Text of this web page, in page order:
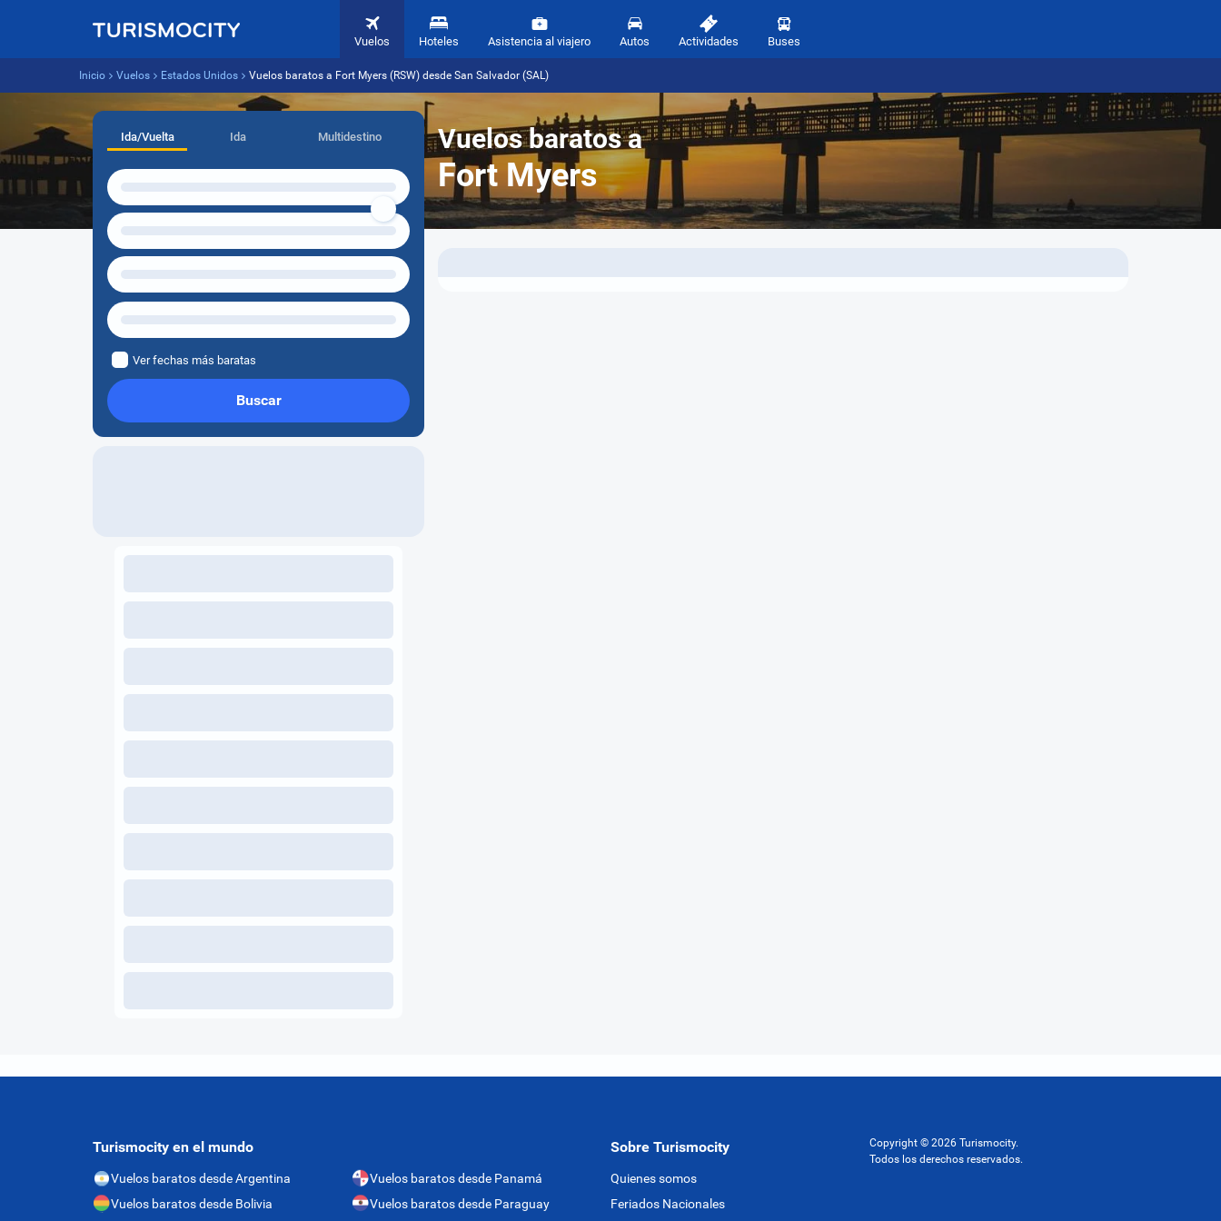
Vuelos Hoteles Asistencia al viajero Autos Actividades Buses
Inicio Vuelos Estados Unidos Vuelos baratos a Fort Myers (RSW) desde San Salvador (SAL)
Vuelos baratos a
Fort Myers
Ida/Vuelta Ida Multidestino
Ver fechas más baratas
Buscar
Turismocity en el mundo
Vuelos baratos desde Argentina
Vuelos baratos desde Bolivia
Vuelos baratos desde Panamá
Vuelos baratos desde Paraguay
Sobre Turismocity
Quienes somos
Feriados Nacionales
Copyright © 2026 Turismocity.
Todos los derechos reservados.